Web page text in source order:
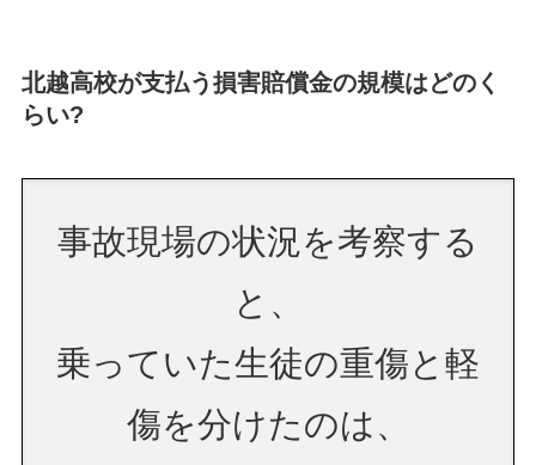
北越高校が支払う損害賠償金の規模はどのく
らい?
事故現場の状況を考察する
と、
乗っていた生徒の重傷と軽
傷を分けたのは、